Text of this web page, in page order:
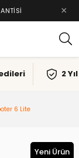
×
2
6 Lite
Yeni Ürün